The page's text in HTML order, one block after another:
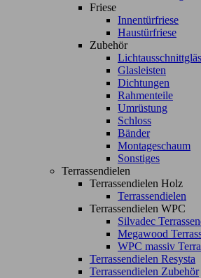
Friese
Innentürfriese
Haustürfriese
Zubehör
Glasleisten
Dichtungen
Rahmenteile
Umrüstung
Schloss
Bänder
Montageschaum
Sonstiges
Terrassendielen
Terrassendielen Holz
Terrassendielen
Terrassendielen WPC
Silvadec
Megawood
WPC massiv
Terrassendielen Resysta
Terrassendielen Zubehör